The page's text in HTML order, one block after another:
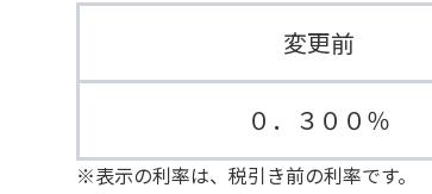
変更前
０．３００％
※表示の利率は、税引き前の利率です。